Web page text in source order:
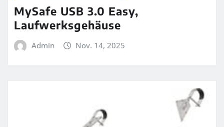
MySafe USB 3.0 Easy,
Laufwerksgehäuse
Admin Nov. 14, 2025